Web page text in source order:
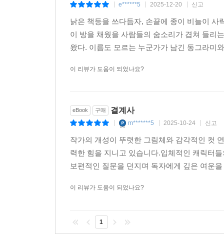
e******5 2025-12-20 신고
낡은 책등을 쓰다듬자, 손끝에 종이 비늘이
이 방을 채웠을 사람들의 숨소리가 겹쳐 들리
왔다. 이름도 모르는 누군가가 남긴 동그라미
이 리뷰가 도움이 되었나요?
eBook 구매 결계사
m*******5 2025-10-24 신고
작가의 개성이 뚜렷한 그림체와 감각적인 컷
력한 힘을 지니고 있습니다.입체적인 캐릭터
보편적인 질문을 던지며 독자에게 깊은 여운
이 리뷰가 도움이 되었나요?
1